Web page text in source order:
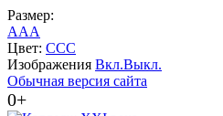
Размер:
AAA
Цвет: CCC
Изображения Вкл.Выкл.
Обычная версия сайта
0+